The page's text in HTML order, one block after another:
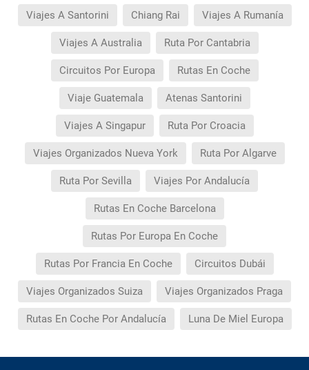
Viajes A Santorini Chiang Rai Viajes A Rumanía
Viajes A Australia Ruta Por Cantabria
Circuitos Por Europa Rutas En Coche
Viaje Guatemala Atenas Santorini
Viajes A Singapur Ruta Por Croacia
Viajes Organizados Nueva York Ruta Por Algarve
Ruta Por Sevilla Viajes Por Andalucía
Rutas En Coche Barcelona
Rutas Por Europa En Coche
Rutas Por Francia En Coche Circuitos Dubái
Viajes Organizados Suiza Viajes Organizados Praga
Rutas En Coche Por Andalucía Luna De Miel Europa